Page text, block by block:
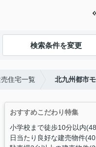
検索条件を変更
住宅一覧 北九州都市
おすすめこだわり特集
小学校まで徒歩10分以内
日当たり良好な建売物件